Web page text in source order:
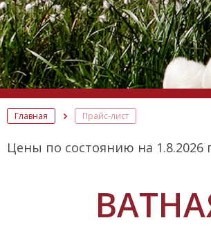
Главная Прайс-лист
Цены по состоянию на 1.8.2026